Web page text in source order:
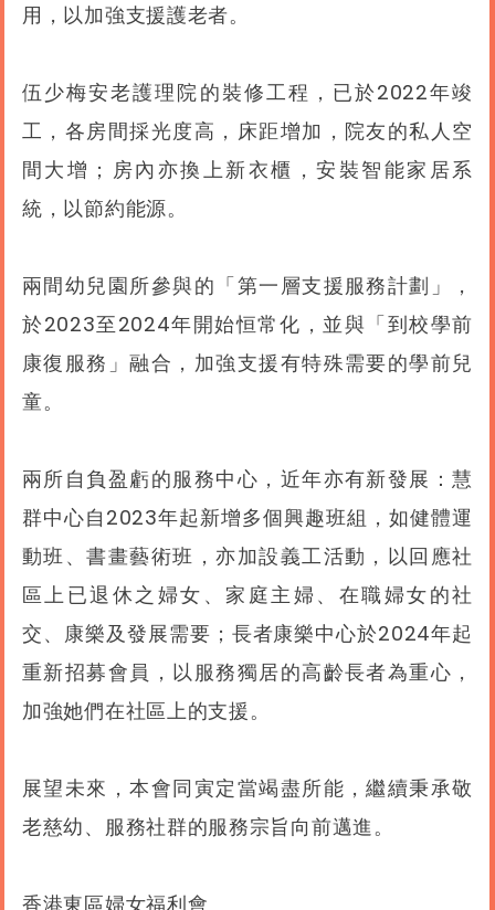
用，以加強支援護老者。
伍少梅安老護理院的裝修工程，已於2022年竣
工，各房間採光度高，床距增加，院友的私人空
間大增；房內亦換上新衣櫃，安裝智能家居系
統，以節約能源。
兩間幼兒園所參與的「第一層支援服務計劃」，
於2023至2024年開始恒常化，並與「到校學前
康復服務」融合，加強支援有特殊需要的學前兒
童。
兩所自負盈虧的服務中心，近年亦有新發展：慧
群中心自2023年起新增多個興趣班組，如健體運
動班、書畫藝術班，亦加設義工活動，以回應社
區上已退休之婦女、家庭主婦、在職婦女的社
交、康樂及發展需要；長者康樂中心於2024年起
重新招募會員，以服務獨居的高齡長者為重心，
加強她們在社區上的支援。
展望未來，本會同寅定當竭盡所能，繼續秉承敬
老慈幼、服務社群的服務宗旨向前邁進。
香港東區婦女福利會